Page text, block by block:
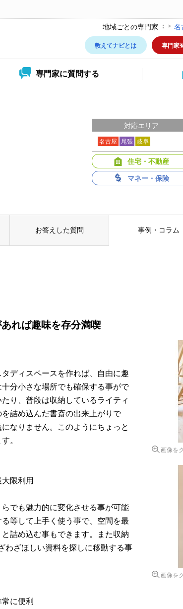
地域ごとの専門家 名
教えてナビとは 専門家
専門家に質問する
対応エリア
名古屋 尾張 岐阜
住宅・不動産
マネー・保険
お答えした質問 事例・コラム
れば趣味を存分満喫
ディスペースを作れば、自由に趣
分小さな場所でも確保する事がで
り、普段は収納しているライティ
詰め込んだ書斎の出来上がりで
なりません。このようにちょっと
。
限利用
でも魅力的に変化させる事が可能
等して上手く使う事で、空間を最
詰め込む事もできます。また収納
わざほしい資料を探しに移動する事
に便利
画像を
画像を